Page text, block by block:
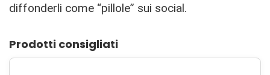
diffonderli come “pillole” sui social.
Prodotti consigliati